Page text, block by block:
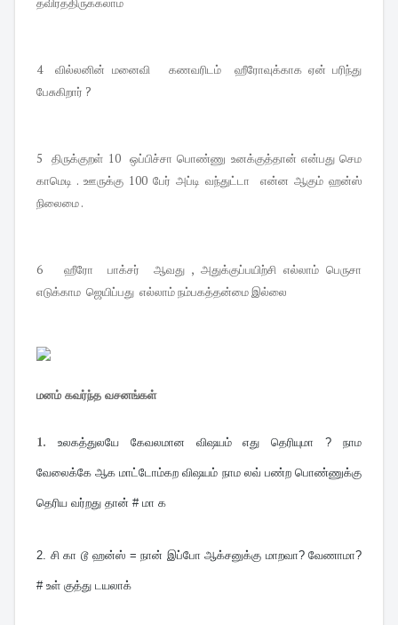
4 வில்லனின் மனைவி கணவரிடம் ஹீரோவுக்காக ஏன் பரிந்து
பேசுகிறார் ?
5 திருக்குறள் 10 ஒப்பிச்சா பொண்ணு உனக்குத்தான் என்பது செம
காமெடி . ஊருக்கு 100 பேர் அப்டி வந்துட்டா என்ன ஆகும் ஹன்ஸ்
நிலைமை .
6 ஹீரோ பாக்சர் ஆவது , அதுக்குப்பயிற்சி எல்லாம் பெருசா
எடுக்காம ஜெயிப்பது எல்லாம் நம்பகத்தன்மை இல்லை
மனம் கவர்ந்த வசனங்கள்
1. உலகத்துலயே கேவலமான விஷயம் எது தெரியுமா ? நாம
வேலைக்கே ஆக மாட்டோம்கற விஷயம் நாம லவ் பண்ற பொண்ணுக்கு
தெரிய வர்றது தான் # மா க
2. சி கா டூ ஹன்ஸ் = நான் இப்போ ஆக்சனுக்கு மாறவா? வேணாமா?
# உள் குத்து டயலாக்